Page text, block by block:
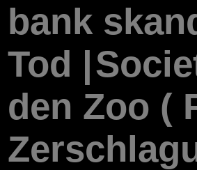
bank
Tod |
den Zoo (